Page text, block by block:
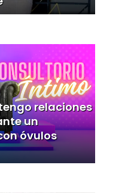
relaciones
un
óvulos